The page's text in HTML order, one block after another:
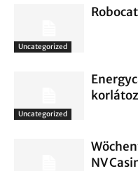
Uncategorized
Uncategorized
NV